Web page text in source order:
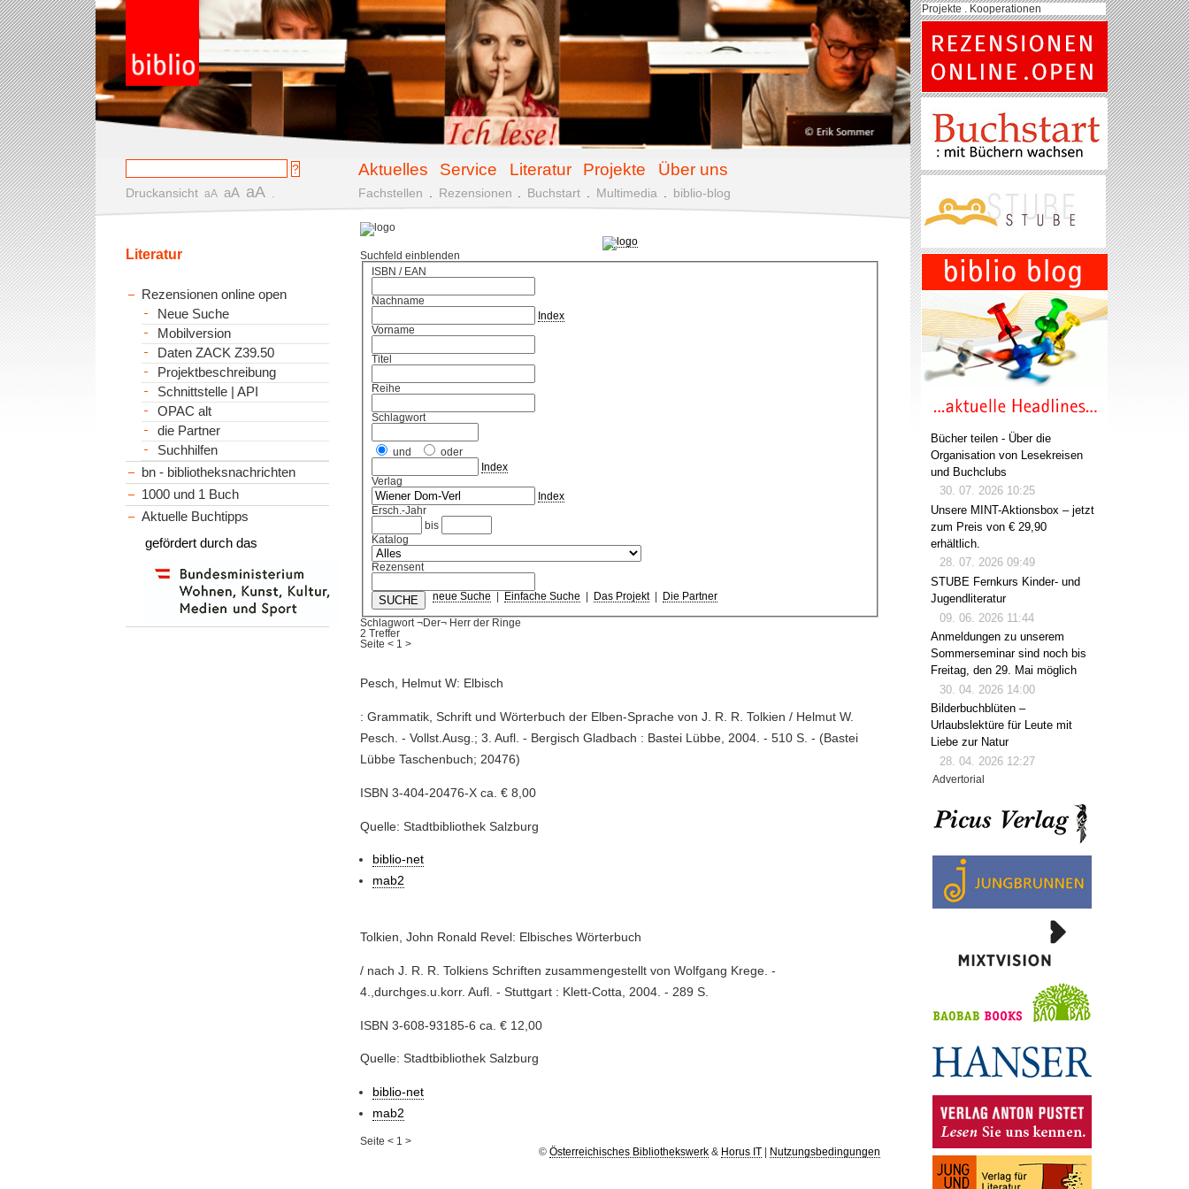
Aktuelles Service Literatur Projekte Über uns
Druckansicht aA aA aA Fachstellen Rezensionen Buchstart Multimedia biblio-blog
Suchfeld einblenden
ISBN / EAN
Nachname
Index
Vorname
Titel
Reihe
Schlagwort
und
oder
Index
Verlag
Index
Ersch.-Jahr
bis
Katalog
Rezensent
neue Suche Einfache Suche Das Projekt| Die Partner
Schlagwort ¬Der¬ Herr der Ringe
2 Treffer
Seite< 1 >
Pesch, Helmut W: Elbisch
: Grammatik, Schrift und Wörterbuch der Elben-Sprache von J. R. R. Tolkien / Helmut W.
Pesch. - Vollst.Ausg.; 3. Aufl. - Bergisch Gladbach : Bastei Lübbe, 2004. - 510 S. - (Bastei
Lübbe Taschenbuch; 20476)
ISBN 3-404-20476-X ca. € 8,00
Quelle: Stadtbibliothek Salzburg
biblio-net
mab2
Tolkien, John Ronald Revel: Elbisches Wörterbuch
/ nach J. R. R. Tolkiens Schriften zusammengestellt von Wolfgang Krege. -
4.,durchges.u.korr. Aufl. - Stuttgart : Klett-Cotta, 2004. - 289 S.
ISBN 3-608-93185-6 ca. € 12,00
Quelle: Stadtbibliothek Salzburg
biblio-net
mab2
Seite< 1 >
© Österreichisches Bibliothekswerk& Horus IT| Nutzungsbedingungen
Literatur
Rezensionen online open
Neue Suche
Mobilversion
Daten ZACK Z39.50
Projektbeschreibung
Schnittstelle | API
OPAC alt
die Partner
Suchhilfen
bn - bibliotheksnachrichten
1000 und 1 Buch
Aktuelle Buchtipps
gefördert durch das
Projekte . Kooperationen
Bücher teilen - Über die
Organisation von Lesekreisen
und Buchclubs
30. 07. 2026 10:25
Unsere MINT-Aktionsbox – jetzt
zum Preis von € 29,90
erhältlich.
28. 07. 2026 09:49
STUBE Fernkurs Kinder- und
Jugendliteratur
09. 06. 2026 11:44
Anmeldungen zu unserem
Sommerseminar sind noch bis
Freitag, den 29. Mai möglich
30. 04. 2026 14:00
Bilderbuchblüten –
Urlaubslektüre für Leute mit
Liebe zur Natur
28. 04. 2026 12:27
Advertorial